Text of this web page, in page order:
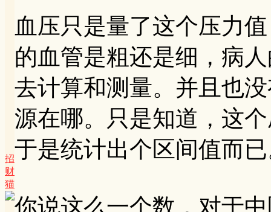
招
财
猫
血压只是量了这个压力
的血管是粗还是细，病
去计算和测量。并且也
源在哪。只是知道，这
于是统计出个区间值而
你说这么一个数，对于